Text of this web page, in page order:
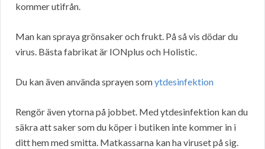
kommer utifrån.
Man kan spraya grönsaker och frukt. På så vis dödar du
virus. Bästa fabrikat är IONplus och Holistic.
Du kan även använda sprayen somytdesinfektion
Rengör även ytorna på jobbet. Med ytdesinfektion kan du
säkra att saker som du köper i butiken inte kommer in i
ditt hem med smitta. Matkassarna kan ha viruset på sig.